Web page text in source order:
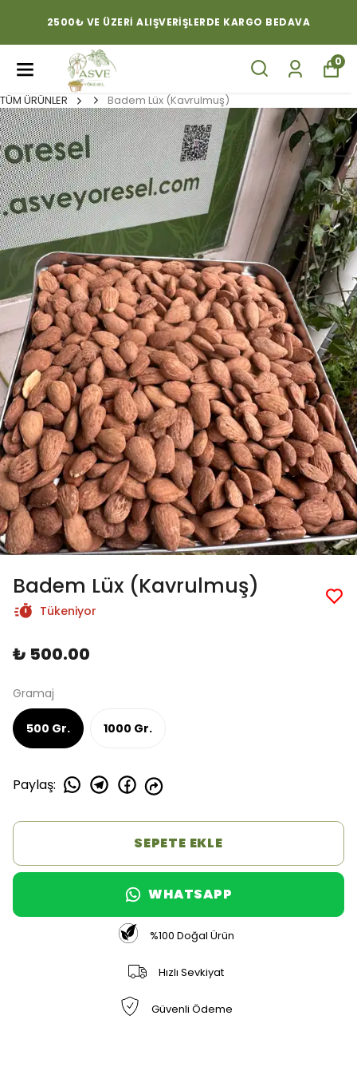
2500₺ VE ÜZERI ALIŞVERIŞLERDE KARGO BEDAVA
0
TÜM ÜRÜNLER Badem Lüx (Kavrulmuş)
Badem Lüx (Kavrulmuş)
Tükeniyor
₺ 500.00
Gramaj
500 Gr. 1000 Gr.
Paylaş:
SEPETE EKLE
WHATSAPP
%100 Doğal Ürün
Hızlı Sevkiyat
Güvenli Ödeme